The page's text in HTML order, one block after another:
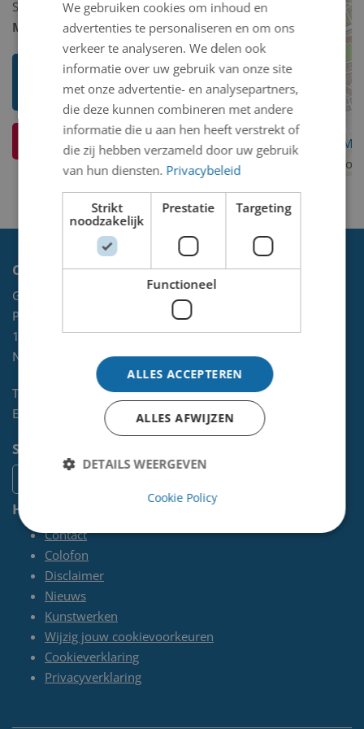
Schilderij/tekening/grafiek/foto/streetart
Model 2D/3D: 2D binnen
Toon mij meer werken van Pieter
Cornelis Lont
Contact
Gemeente Velsen
Postbus 465
1970 AL IJMUIDEN
NL
Telefoon:
0255-567 200
E-mail:
kunst@velsen.nl
Socials
Handige pagina's
Contact
Colofon
Disclaimer
Nieuws
Kunstwerken
Wijzig jouw cookievoorkeuren
Cookieverklaring
Privacyverklaring
We gebruiken cookies om inhoud en
advertenties te personaliseren en om ons
verkeer te analyseren. We delen ook
informatie over uw gebruik van onze site
met onze advertentie- en analysepartners,
die deze kunnen combineren met andere
informatie die u aan hen heeft verstrekt of
die zij hebben verzameld door uw gebruik
van hun diensten. Privacybeleid
Strikt
noodzakelijk
Prestatie Targeting
Functioneel
ALLES ACCEPTEREN
ALLES AFWIJZEN
DETAILS WEERGEVEN
Cookie Policy